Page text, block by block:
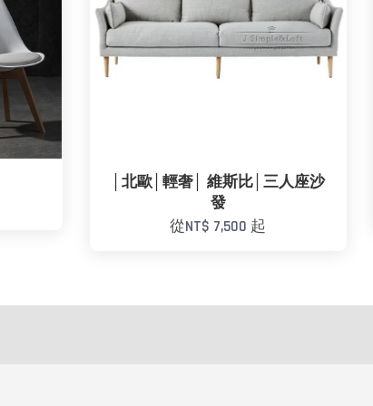
│北歐│輕奢│ 維斯比│三人座沙
發
從NT$ 7,500 起